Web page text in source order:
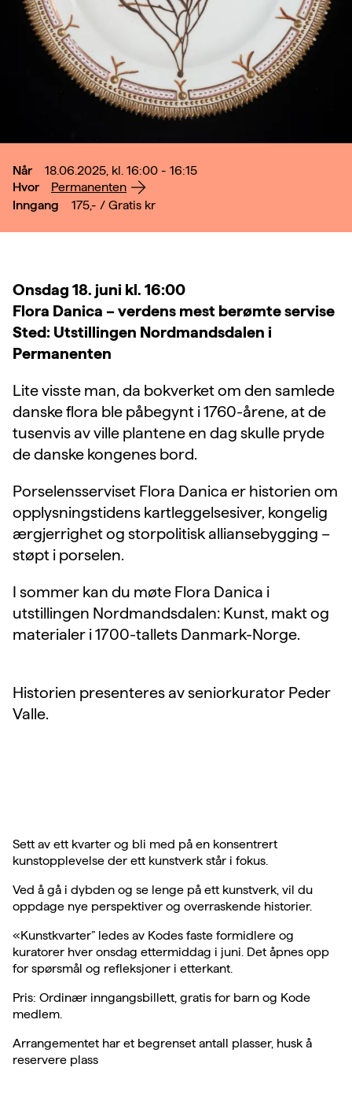
Når
18.06.2025, kl. 16:00 - 16:15
Hvor
Permanenten
Inngang
175,- / Gratis kr
Onsdag 18. juni kl. 16:00
Flora Danica – verdens mest berømte servise
Sted: Utstillingen Nordmandsdalen i
Permanenten
Lite visste man, da bokverket om den samlede
danske flora ble påbegynt i 1760-årene, at de
tusenvis av ville plantene en dag skulle pryde
de danske kongenes bord.
Porselensserviset Flora Danica er historien om
opplysningstidens kartleggelsesiver, kongelig
ærgjerrighet og storpolitisk alliansebygging –
støpt i porselen.
I sommer kan du møte Flora Danica i
utstillingen Nordmandsdalen: Kunst, makt og
materialer i 1700-tallets Danmark-Norge.
Historien presenteres av seniorkurator Peder
Valle.
Sett av ett kvarter og bli med på en konsentrert
kunstopplevelse der ett kunstverk står i fokus.
Ved å gå i dybden og se lenge på ett kunstverk, vil du
oppdage nye perspektiver og overraskende historier.
«Kunstkvarter” ledes av Kodes faste formidlere og
kuratorer hver onsdag ettermiddag i juni. Det åpnes opp
for spørsmål og refleksjoner i etterkant.
Pris: Ordinær inngangsbillett, gratis for barn og Kode
medlem.
Arrangementet har et begrenset antall plasser, husk å
reservere plass